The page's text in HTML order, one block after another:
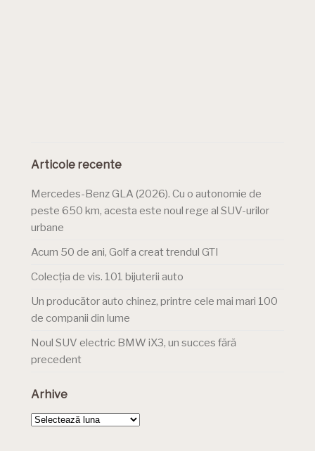
Articole recente
Mercedes-Benz GLA (2026). Cu o autonomie de
peste 650 km, acesta este noul rege al SUV-urilor
urbane
Acum 50 de ani, Golf a creat trendul GTI
Colecția de vis. 101 bijuterii auto
Un producător auto chinez, printre cele mai mari 100
de companii din lume
Noul SUV electric BMW iX3, un succes fără
precedent
Arhive
Arhive